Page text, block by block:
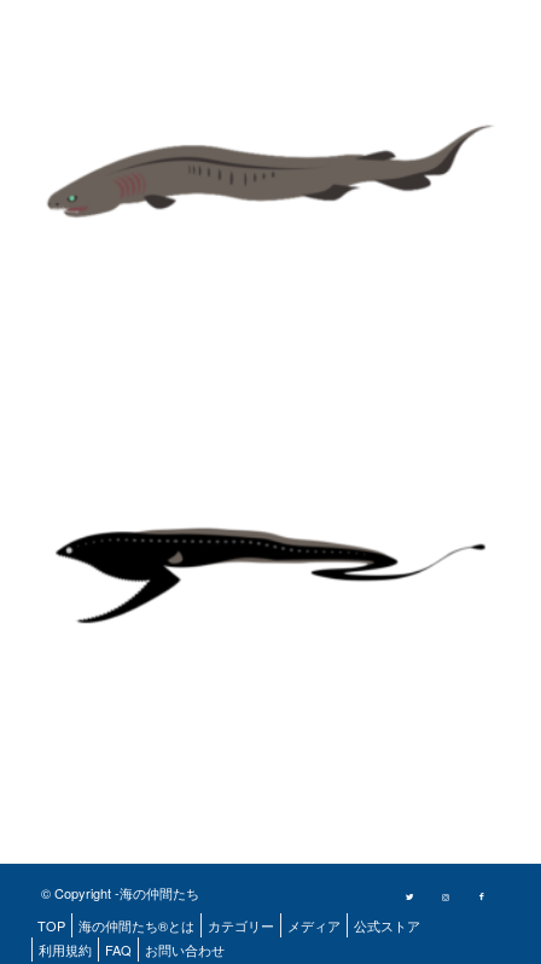
© Copyright -海の仲間たち
TOP
海の仲間たち®とは カテゴリー メディア
公式ストア
利用規約
FAQ お問い合わせ